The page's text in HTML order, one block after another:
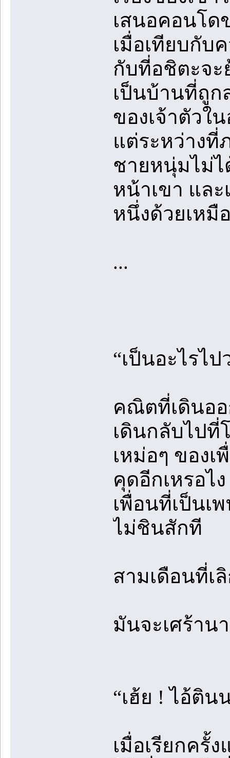
เสนอคอนโด
เมื่อเทียบกับ
กับที่อชิตะจะ
เป็นบ้านที่ถูก
ของเจ้าตัวใ
แต่ระหว่างที่
ชายหนุ่มไม่ไ
หน้าเขา แล
หนึ่งด้วยเหมื
...
“เป็นอะไรไป
คณิตที่เดินออ
เดินกลับไปที่
เหม่อๆ ของ
คุดอีกเหรอไ
เพื่อนที่เป็นเ
ไม่ชินสักที
สามเดือนที่เ
มันจะเศร้าน
“เฮ้ย ! ไอ้ติน
เมื่อเรียกครั้